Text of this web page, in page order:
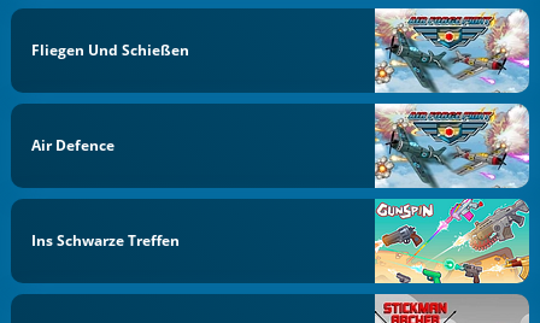
Fliegen Und Schießen
Air Defence
Ins Schwarze Treffen